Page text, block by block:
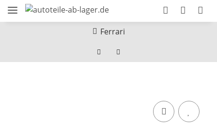
Ferrari